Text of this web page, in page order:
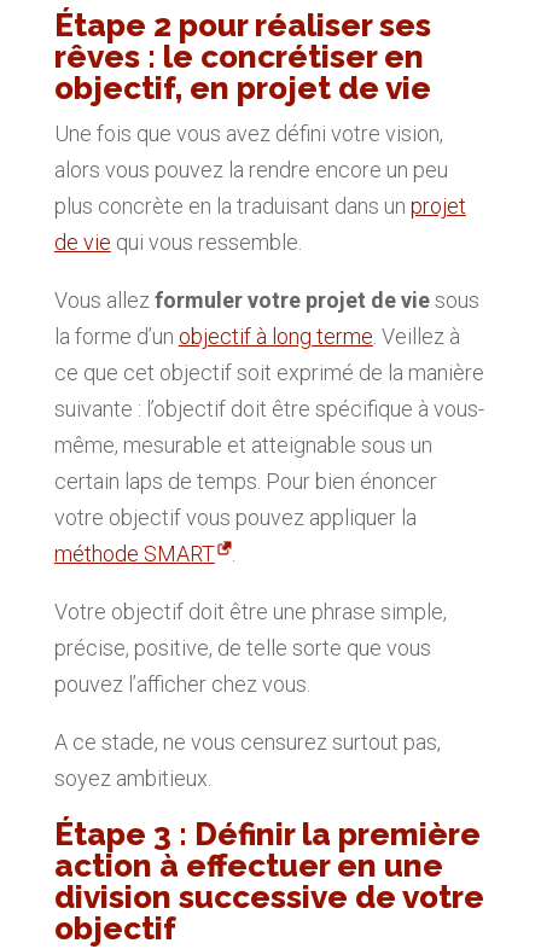
Étape 2 pour réaliser ses
rêves : le concrétiser en
objectif, en projet de vie
Une fois que vous avez défini votre vision,
alors vous pouvez la rendre encore un peu
plus concrète en la traduisant dans un projet
de vie qui vous ressemble.
Vous allezformuler votre projet de viesous
la forme d’un objectif à long terme. Veillez à
ce que cet objectif soit exprimé de la manière
suivante : l’objectif doit être spécifique à vous-
même, mesurable et atteignable sous un
certain laps de temps. Pour bien énoncer
votre objectif vous pouvez appliquer la
méthode SMART
.
Votre objectif doit être une phrase simple,
précise, positive, de telle sorte que vous
pouvez l’afficher chez vous.
A ce stade, ne vous censurez surtout pas,
soyez ambitieux.
Étape 3 : Définir la première
action à effectuer en une
division successive de votre
objectif